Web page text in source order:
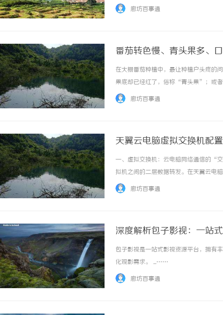
廊坊百事通
番茄转色慢、青头果多、
在大棚番茄种植中，最让种植户头疼的
果底却已经红了，俗称“青头果”；或
两眼，价格比正常转色的低一半都不止
廊坊百事通
天翼云电脑虚拟交换机配
一、虚拟交换机：云电脑网络通信的“
拟机之间的二层数据转发。在天翼云电
拟局域网，结合安全组规则限制不同业
廊坊百事通
深度解析包子影视：一站
包子影视是一站式影视资源平台，拥有
化观影需求。 ...……
廊坊百事通